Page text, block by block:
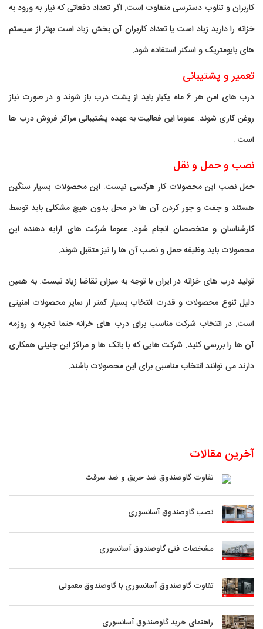
کاربران و تناوب دسترسی متفاوت است. اگر تعداد دفعاتی که نیاز به ورود به
خزانه را دارید زیاد است یا تعداد کاربران آن بخش زیاد است بهتر از سیستم
های بایومتریک و اسکنر استفاده شود.
تعمیر و پشتیبانی
درب های امن هر 6 ماه یکبار باید از پشت درب باز شوند و در صورت نیاز
روغن کاری شوند. عموما این فعالیت به عهده پشتیبانی مراکز فروش درب ها
است .
نصب و حمل و نقل
حمل نصب این محصولات کار هرکسی نیست. این محصولات بسیار سنگین
هستند و جفت و جور کردن آن ها در محل بدون هیچ مشکلی باید توسط
کارشناسان و متخصصان انجام شود. عموما شرکت های ارایه دهنده این
محصولات باید وظیفه حمل و نصب آن ها را نیز متقبل شوند.
تولید درب های خزانه در ایران با توجه به میزان تقاضا زیاد نیست. به همین
دلیل تنوع محصولات و قدرت انتخاب بسیار کمتر از سایر محصولات امنیتی
است. در انتخاب شرکت مناسب برای درب های خزانه حتما تجربه و روزمه
آن ها را بررسی کنید. شرکت هایی که با بانک ها و مراکز این چنینی همکاری
دارند می توانند انتخاب مناسبی برای این محصولات باشند.
آخرین مقالات
تفاوت گاوصندوق ضد حریق و ضد سرقت
نصب گاوصندوق آسانسوری
مشخصات فنی گاوصندوق آسانسوری
تفاوت گاوصندوق آسانسوری با گاوصندوق معمولی
راهنمای خرید گاوصندوق آسانسوری